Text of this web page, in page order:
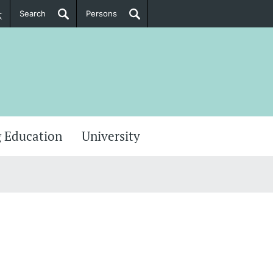
Search Persons
University